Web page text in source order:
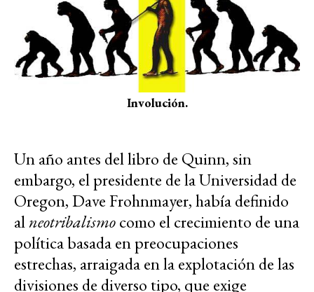
Involución.
Un año antes del libro de Quinn, sin
embargo, el presidente de la Universidad de
Oregon, Dave Frohnmayer, había definido
alneotribalismocomo el crecimiento de una
política basada en preocupaciones
estrechas, arraigada en la explotación de las
divisiones de diverso tipo, que exige